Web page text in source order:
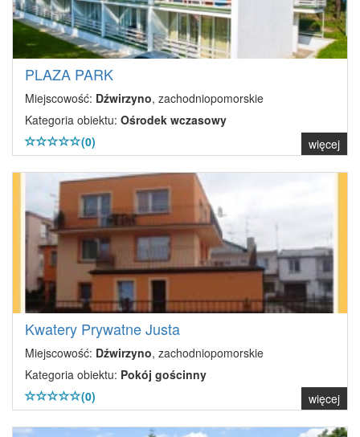
PLAZA PARK
Miejscowość: Dźwirzyno, zachodniopomorskie
Kategoria obiektu: Ośrodek wczasowy
(0)
więcej
Kwatery Prywatne Justa
Miejscowość: Dźwirzyno, zachodniopomorskie
Kategoria obiektu: Pokój gościnny
(0)
więcej